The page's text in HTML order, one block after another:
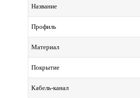
Название
Профиль
Материал
Покрытие
Кабель-канал